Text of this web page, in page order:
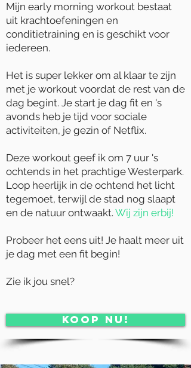
Mijn early morning workout bestaat
uit krachtoefeningen en
conditietraining en is geschikt voor
iedereen.
Het is super lekker om al klaar te zijn
met je workout voordat de rest van de
dag begint. Je start je dag fit en 's
avonds heb je tijd voor sociale
activiteiten, je gezin of Netflix.
Deze workout geef ik om 7 uur 's
ochtends in het prachtige Westerpark.
Loop heerlijk in de ochtend het licht
tegemoet, terwijl de stad nog slaapt
en de natuur ontwaakt. Wij zijn erbij!
Probeer het eens uit! Je haalt meer uit
je dag met een fit begin!
Zie ik jou snel?
KOOP NU!